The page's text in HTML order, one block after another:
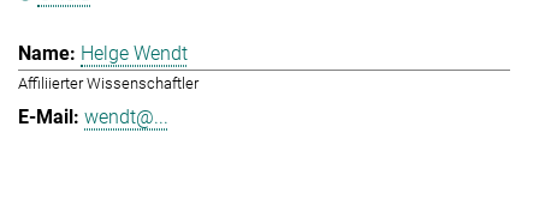
Helge Wendt
Affiliierter Wissenschaftler
wendt@...